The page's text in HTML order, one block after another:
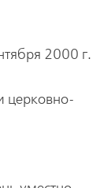
2000 г.
церковно-